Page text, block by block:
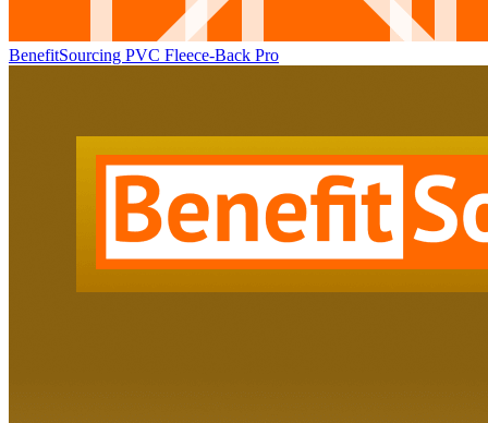
BenefitSourcing PVC Fleece-Back Pro